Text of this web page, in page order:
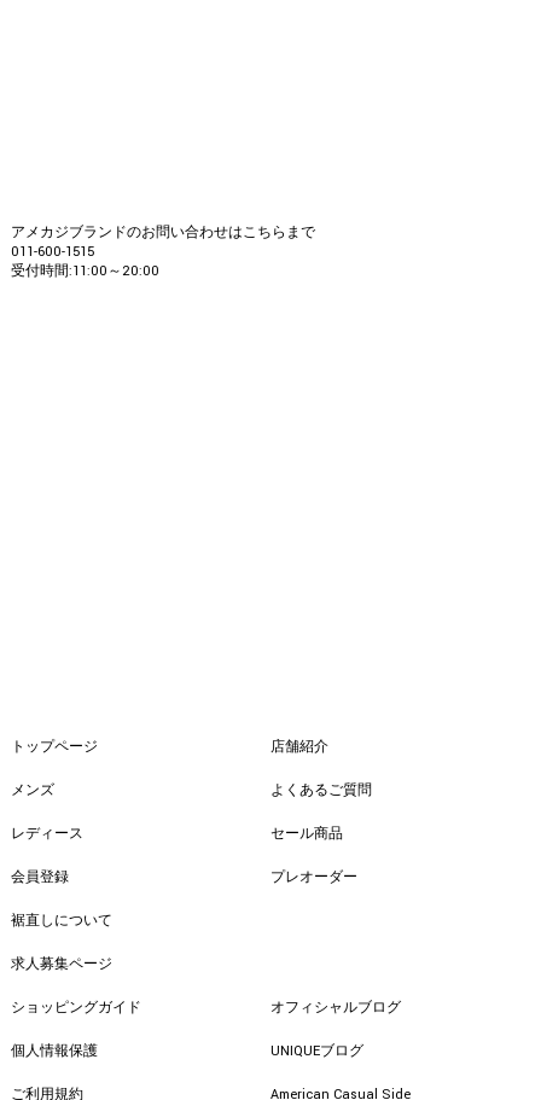
アメカジブランドのお問い合わせはこちらまで
011-600-1515
受付時間:11:00～20:00
トップページ
メンズ
レディース
会員登録
裾直しについて
求人募集ページ
店舗紹介
よくあるご質問
セール商品
プレオーダー
ショッピングガイド
個人情報保護
ご利用規約
オフィシャルブログ
UNIQUEブログ
American Casual Side